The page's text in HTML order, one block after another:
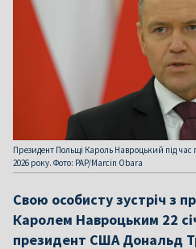
Президент Польщі Кароль Навроцький під час
2026 року. Фото: PAP/Marcin Obara
Свою особисту зустріч з
Каролем Навроцьким 22
президент США Дональд